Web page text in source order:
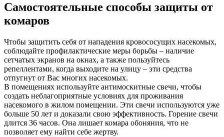
Самостоятельные способы защиты от
комаров
Чтобы защитить себя от нападения кровососущих насекомых,
соблюдайте профилактические меры борьбы – наличие
сетчатых экранов на окнах, а также пользуйтесь
репеллентами, когда выходите на улицу – эти средства
отпугнут от Вас многих насекомых.
В помещениях используйте антимоскитные свечи, чтобы
создать неблагоприятные условиях для проживания
насекомого в жилом помещении. Эти свечи используются уже
больше 50 лет и доказали свою эффективность. Горение свечи
длится 36 часов. Она лишает комара обоняния, что не
позволяет ему найти себе жертву.